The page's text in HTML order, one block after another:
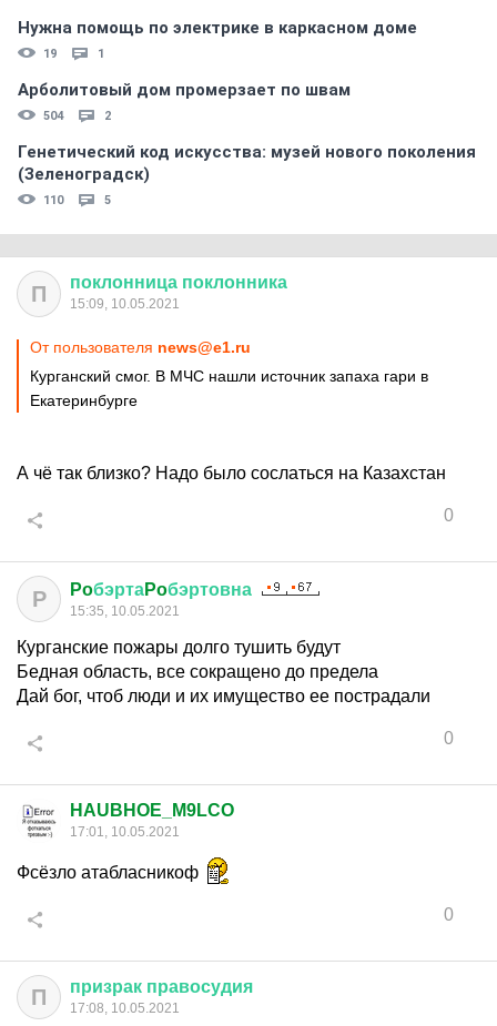
Нужна помощь по электрике в каркасном доме
19 1
Арболитовый дом промерзает по швам
504 2
Генетический код искусства: музей нового поколения
(Зеленоградск)
110 5
П поклонница поклонника
15:09, 10.05.2021
От пользователя news@e1.ru
Курганский смог. В МЧС нашли источник запаха гари в
Екатеринбурге
А чё так близко? Надо было сослаться на Казахстан
0
P PoбэртаPoбэртовна
15:35, 10.05.2021
Курганские пожары долго тушить будут
Бедная область, все сокращено до предела
Дай бог, чтоб люди и их имущество ее пострадали
0
HAUBHOE_M9LCO
17:01, 10.05.2021
Фсёзло атабласникоф
0
П призрак правосудия
17:08, 10.05.2021